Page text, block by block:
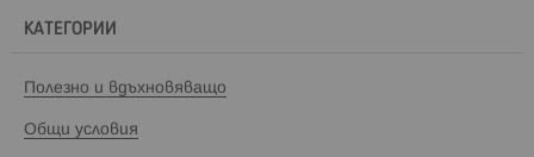
КАТЕГОРИИ
Полезно и вдъхновяващо
Общи условия